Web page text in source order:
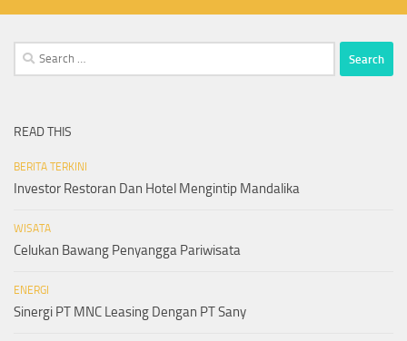
Search
for:
READ THIS
BERITA TERKINI
Investor Restoran Dan Hotel Mengintip Mandalika
WISATA
Celukan Bawang Penyangga Pariwisata
ENERGI
Sinergi PT MNC Leasing Dengan PT Sany